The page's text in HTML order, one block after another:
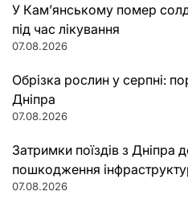
У Кам’янському помер
під час лікування
07.08.2026
Обрізка рослин у серпні:
Дніпра
07.08.2026
Затримки поїздів з Дніпра
пошкодження
07.08.2026